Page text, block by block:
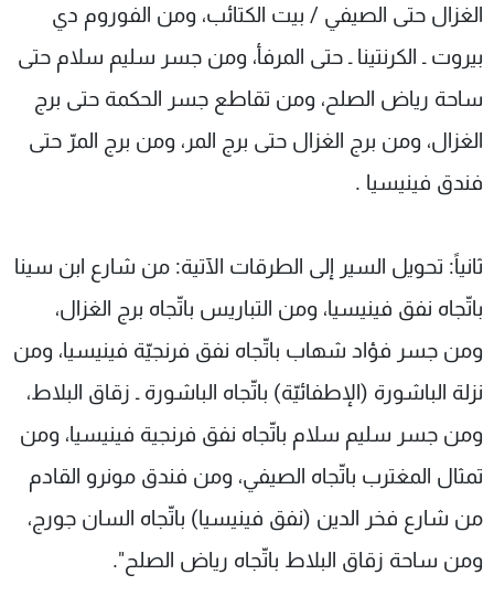
الغزال حتى الصيفي / بيت الكتائب، ومن الفوروم دي
بيروت ـ الكرنتينا ـ حتى المرفأ، ومن جسر سليم سلام حتى
ساحة رياض الصلح، ومن تقاطع جسر الحكمة حتى برج
الغزال، ومن برج الغزال حتى برج المر، ومن برج المرّ حتى
فندق فينيسيا .
ثانياً: تحويل السير إلى الطرقات الآتية: من شارع ابن سينا
باتّجاه نفق فينيسيا، ومن التباريس باتّجاه برج الغزال،
ومن جسر فؤاد شهاب باتّجاه نفق فرنجيّة فينيسيا، ومن
نزلة الباشورة (الإطفائيّة) باتّجاه الباشورة ـ زقاق البلاط،
ومن جسر سليم سلام باتّجاه نفق فرنجية فينيسيا، ومن
تمثال المغترب باتّجاه الصيفي، ومن فندق مونرو القادم
من شارع فخر الدين (نفق فينيسيا) باتّجاه السان جورج،
ومن ساحة زقاق البلاط باتّجاه رياض الصلح".